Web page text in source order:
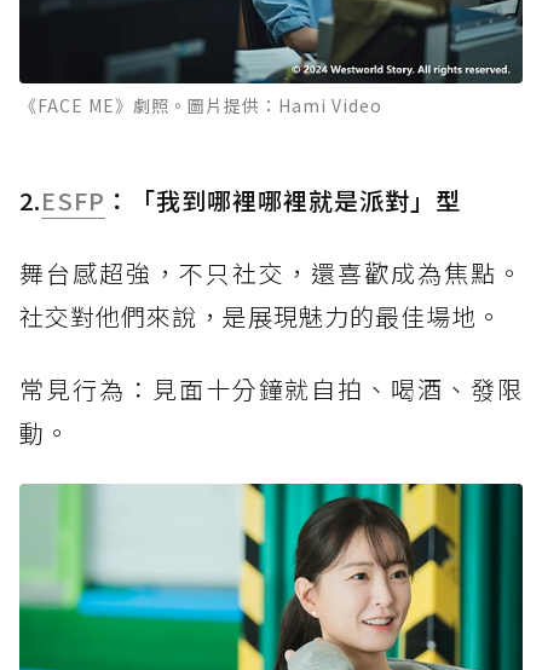
《FACE ME》劇照。圖片提供：Hami Video
2.ESFP ：「我到哪裡哪裡就是派對」型
舞台感超強，不只社交，還喜歡成為焦點。
社交對他們來說，是展現魅力的最佳場地。
常見行為：見面十分鐘就自拍、喝酒、發限
動。